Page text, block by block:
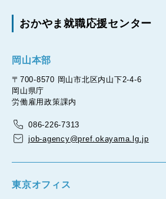
おかやま就職応援センター
岡山本部
〒700-8570 岡山市北区内山下2-4-6
岡山県庁
労働雇用政策課内
086-226-7313
job-agency@pref.okayama.lg.jp
東京オフィス